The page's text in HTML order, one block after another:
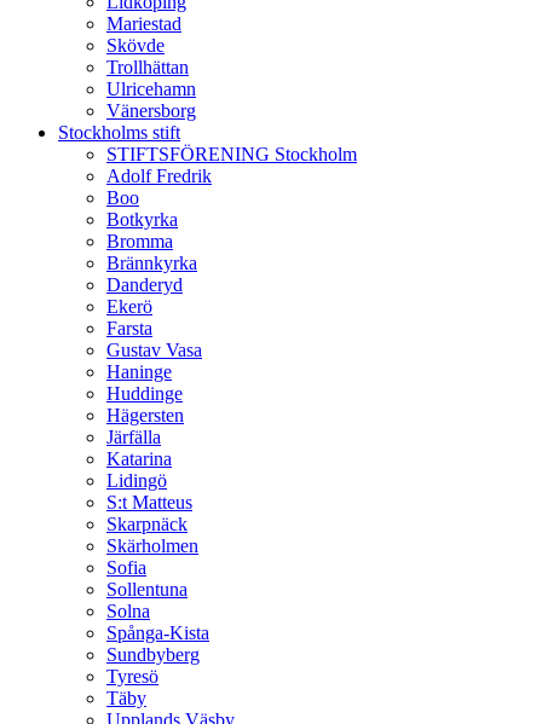
Mariestad
Skövde
Trollhättan
Ulricehamn
Vänersborg
Stockholms stift
STIFTSFÖRENING Stockholm
Adolf Fredrik
Boo
Botkyrka
Bromma
Brännkyrka
Danderyd
Ekerö
Farsta
Gustav Vasa
Haninge
Huddinge
Hägersten
Järfälla
Katarina
Lidingö
S:t Matteus
Skarpnäck
Skärholmen
Sofia
Sollentuna
Solna
Spånga-Kista
Sundbyberg
Tyresö
Täby
Upplands Väsby